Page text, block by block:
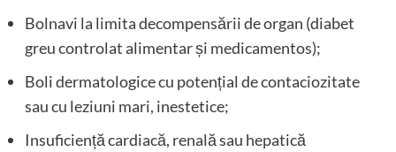
Bolnavi la limita decompensării de organ (diabet
greu controlat alimentar și medicamentos);
Boli dermatologice cu potențial de contaciozitate
sau cu leziuni mari, inestetice;
Insuficiență cardiacă, renală sau hepatică